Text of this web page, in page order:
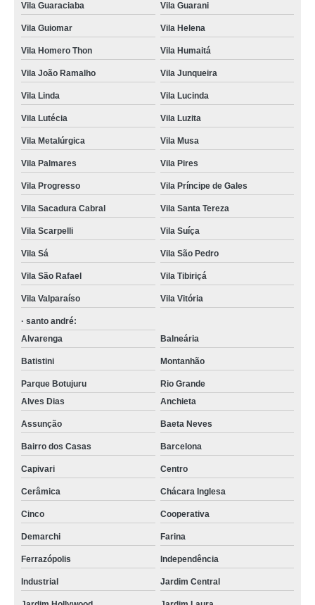
Vila Guaraciaba Vila Guarani
Vila Guiomar Vila Helena
Vila Homero Thon Vila Humaitá
Vila João Ramalho Vila Junqueira
Vila Linda Vila Lucinda
Vila Lutécia Vila Luzita
Vila Metalúrgica Vila Musa
Vila Palmares Vila Pires
Vila Progresso Vila Príncipe de Gales
Vila Sacadura Cabral Vila Santa Tereza
Vila Scarpelli Vila Suíça
Vila Sá Vila São Pedro
Vila São Rafael Vila Tibiriçá
Vila Valparaíso Vila Vitória
· santo andré:
Alvarenga
Balneária
Batistini Montanhão
Parque Botujuru
Rio Grande
Alves Dias
Anchieta
Assunção Baeta Neves
Bairro dos Casas Barcelona
Capivari Centro
Cerâmica Chácara Inglesa
Cinco Cooperativa
Demarchi Farina
Ferrazópolis Independência
Industrial Jardim Central